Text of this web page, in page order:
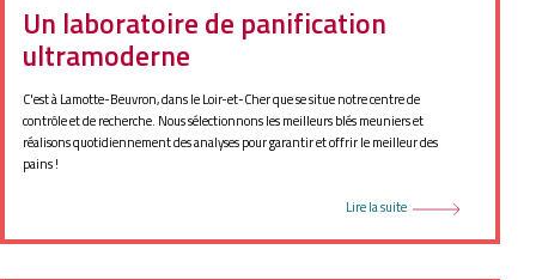
Un laboratoire de panification
ultramoderne
C'est à Lamotte-Beuvron, dans le Loir-et-Cher que se situe notre centre de
contrôle et de recherche. Nous sélectionnons les meilleurs blés meuniers et
réalisons quotidiennement des analyses pour garantir et offrir le meilleur des
pains !
Lire la suite